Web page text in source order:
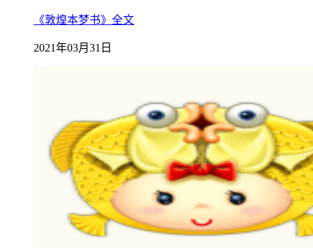
《敦煌本梦书》全文
2021年03月31日